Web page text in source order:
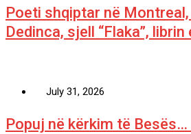
Poeti shqiptar në
Dedinca, sjell “Flaka”,
July 31, 2026
Popuj në kërkim të